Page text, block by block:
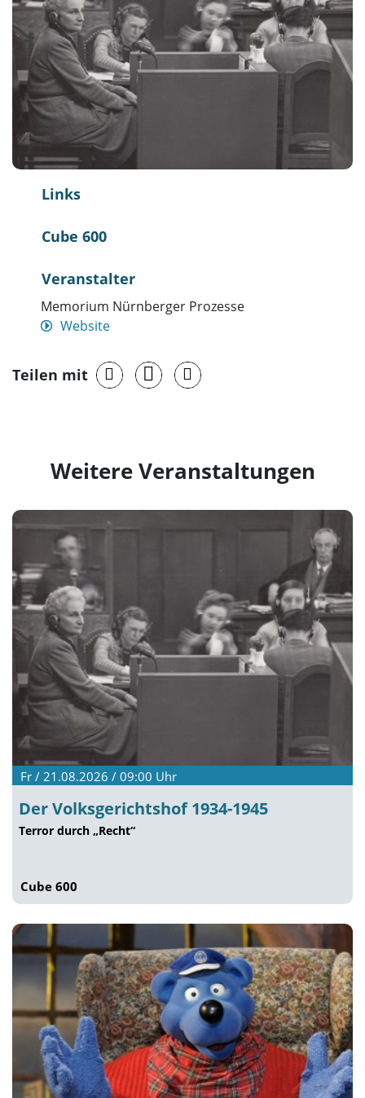
Links
Cube 600
Veranstalter
Memorium Nürnberger Prozesse
Website
Teilen mit
Weitere Veranstaltungen
Fr / 21.08.2026 / 09:00 Uhr
Der Volksgerichtshof 1934-1945
Terror durch „Recht“
Cube 600